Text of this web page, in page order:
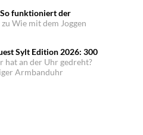
funktioniert der
zu Wie mit dem Joggen
Sylt Edition 2026: 300
hat an der Uhr gedreht?
Armbanduhr